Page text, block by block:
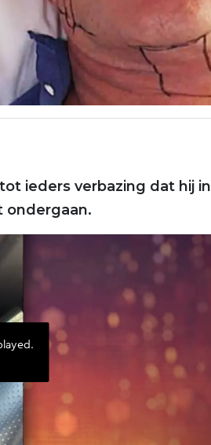
tot ieders verbazing dat hij in
ondergaan.